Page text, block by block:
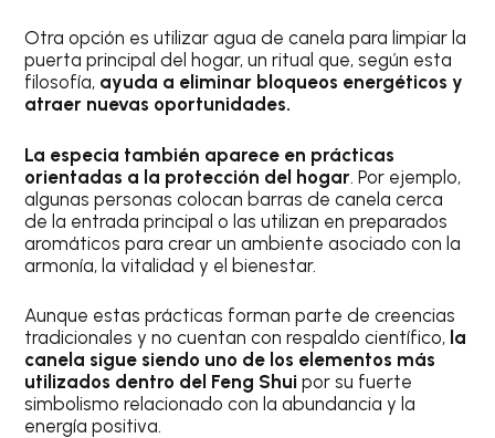
Otra opción es utilizar agua de canela para limpiar la
puerta principal del hogar, un ritual que, según esta
filosofía, ayuda a eliminar bloqueos energéticos y
atraer nuevas oportunidades.
La especia también aparece en prácticas
orientadas a la protección del hogar. Por ejemplo,
algunas personas colocan barras de canela cerca
de la entrada principal o las utilizan en preparados
aromáticos para crear un ambiente asociado con la
armonía, la vitalidad y el bienestar.
Aunque estas prácticas forman parte de creencias
tradicionales y no cuentan con respaldo científico, la
canela sigue siendo uno de los elementos más
utilizados dentro del Feng Shui por su fuerte
simbolismo relacionado con la abundancia y la
energía positiva.